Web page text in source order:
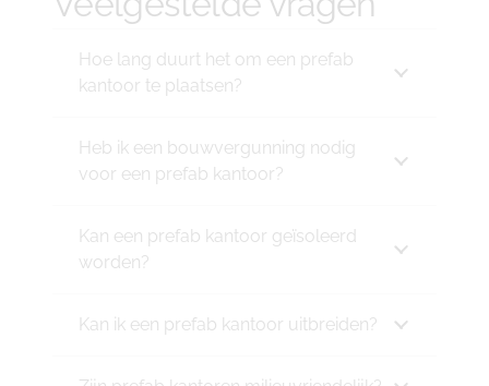
Hoe lang duurt het om een prefab
kantoor te plaatsen?
Heb ik een bouwvergunning nodig
voor een prefab kantoor?
Kan een prefab kantoor geïsoleerd
worden?
Kan ik een prefab kantoor uitbreiden?